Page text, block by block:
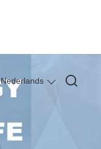
Nederlands